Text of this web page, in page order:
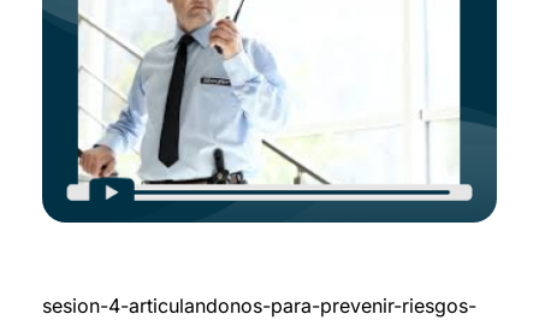
sesion-4-articulandonos-para-prevenir-riesgos-